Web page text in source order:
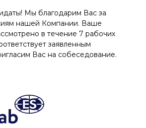
Мы благодарим Вас за
нашей Компании. Ваше
в течение 7 рабочих
заявленным
Вас на собеседование.